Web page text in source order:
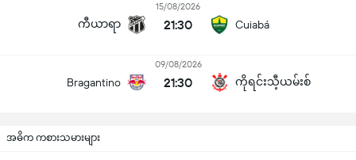
ကီယာရာ
15/08/2026
21:30 Cuiabá
Bragantino
09/08/2026
21:30 ကိုရင်းသီ့ယမ်းစ်
အဓိက ကစားသမားများ